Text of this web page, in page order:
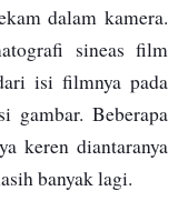
dalam kamera.
sineas film
isi filmnya pada
gambar. Beberapa
keren diantaranya
banyak lagi.